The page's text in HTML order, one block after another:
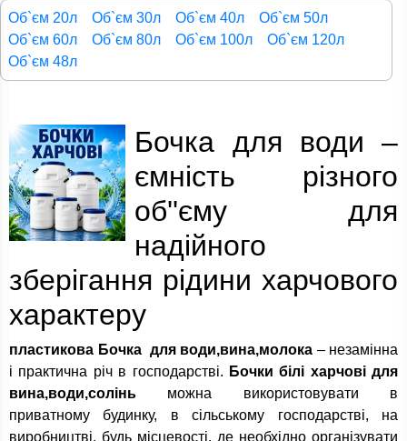
Об`єм 20л Об`єм 30л Об`єм 40л
Об`єм 50л
Об`єм 60л
Об`єм 80л Об`єм 100л
Об`єм 120л
Об`єм 48л
Бочка для води –
ємність різного
об''єму для
надійного
зберігання рідини харчового
характеру
пластикова Бочка для води,вина,молока – незамінна
і практична річ в господарстві. Бочки білі харчові для
вина,води,солінь можна використовувати в
приватному будинку, в сільському господарстві, на
виробництві, будь місцевості, де необхідно організувати